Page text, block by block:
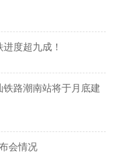
度超九成！
铁路潮南站将于月底建
会情况